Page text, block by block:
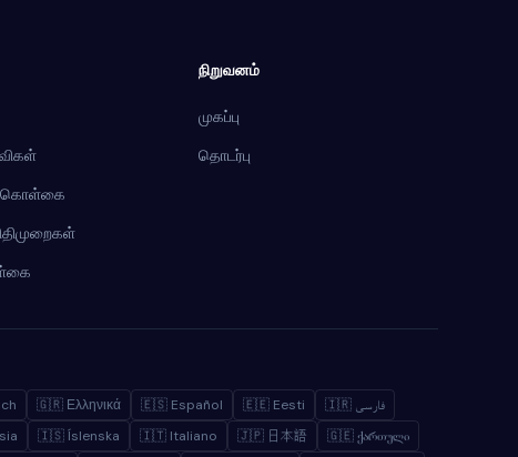
கொள்கை
நிறுவனம்
முகப்பு
தொடர்பு
🇬🇷 Ελληνικά 🇪🇸 Español 🇪🇪 Eesti
🇮🇷 فارسی
🇮🇸 Íslenska 🇮🇹 Italiano 🇯🇵 日本語 🇬🇪 ქართული